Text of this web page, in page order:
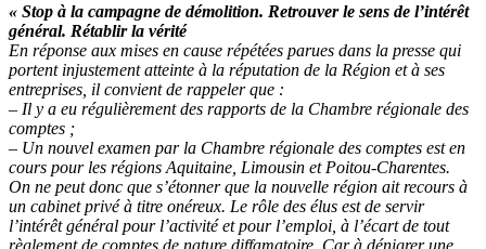
« Stop à la campagne de démolition. Retrouver le sens de l’intérêt
général. Rétablir la vérité
En réponse aux mises en cause répétées parues dans la presse qui
portent injustement atteinte à la réputation de la Région et à ses
entreprises, il convient de rappeler que :
– Il y a eu régulièrement des rapports de la Chambre régionale des
comptes ;
– Un nouvel examen par la Chambre régionale des comptes est en
cours pour les régions Aquitaine, Limousin et Poitou-Charentes.
On ne peut donc que s’étonner que la nouvelle région ait recours à
un cabinet privé à titre onéreux. Le rôle des élus est de servir
l’intérêt général pour l’activité et pour l’emploi, à l’écart de tout
règlement de comptes de nature diffamatoire. Car à dénigrer une